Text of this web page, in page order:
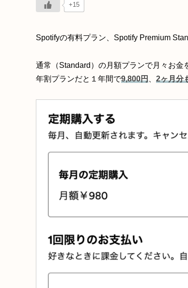
+15
Spotifyの有料プラン、Spotify Premium
通常（Standard）の月額プランで月々お金
年割プランだと１年間で9,800円 2ヶ月分